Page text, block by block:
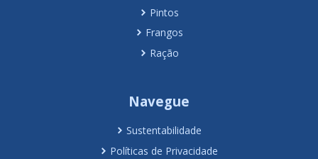
Pintos
Frangos
Ração
Navegue
Sustentabilidade
Políticas de Privacidade